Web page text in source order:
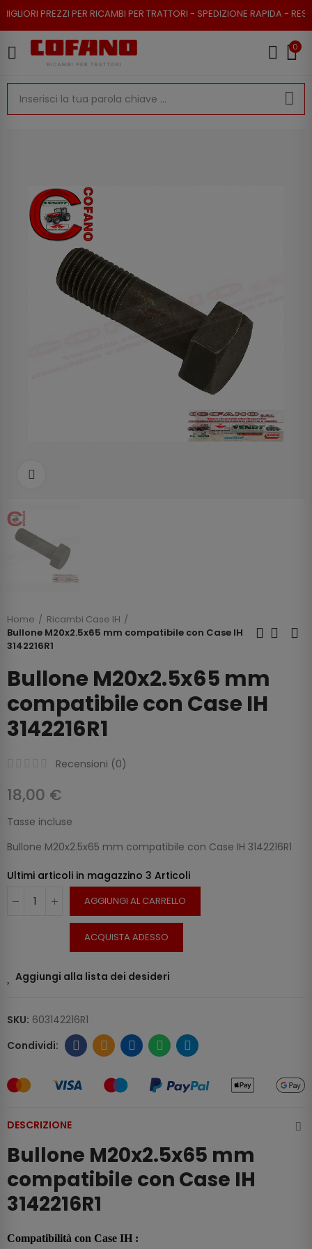
PER RICAMBI PER TRATTORI - SPEDIZIONE RAPIDA - RESO POSSIBILE
0
Home
Ricambi Case IH
Bullone M20x2.5x65 mm compatibile con Case IH
3142216R1
Bullone M20x2.5x65 mm
compatibile con Case IH
3142216R1
Recensioni (0)
18,00 €
Tasse incluse
Bullone M20x2.5x65 mm compatibile con Case IH 3142216R1
Ultimi articoli in magazzino 3 Articoli
AGGIUNGI AL CARRELLO
ACQUISTA ADESSO
Aggiungi alla lista dei desideri
SKU: 603142216R1
DESCRIZIONE
Bullone M20x2.5x65 mm
compatibile con Case IH
3142216R1
Compatibilità con Case IH :